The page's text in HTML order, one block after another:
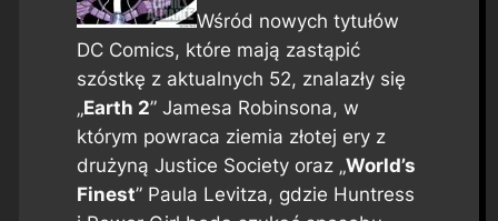
Wśród nowych tytułów
DC Comics, które mają zastąpić
szóstkę z aktualnych 52, znalazły się
„Earth 2” Jamesa Robinsona, w
którym powraca ziemia złotej ery z
drużyną Justice Society oraz „World’s
Finest” Paula Levitza, gdzie Huntress